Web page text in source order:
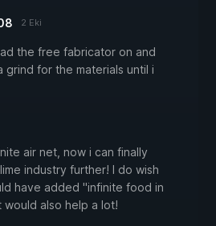
2 Eki
the free fabricator on and
grind for the materials until i
air net, now i can finally
industry further! I do wish
have added "infinite food in
also help a lot!